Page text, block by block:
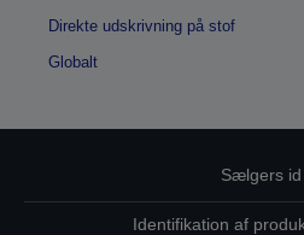
Direkte udskrivning på stof
Globalt
Sælgers id
Identifikation af